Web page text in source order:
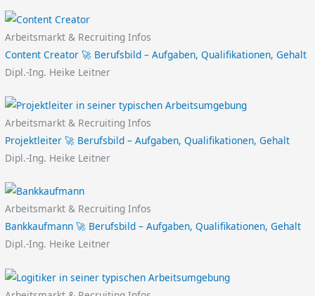
Arbeitsmarkt & Recruiting Infos
Content Creator 🚀 Berufsbild – Aufgaben, Qualifikationen, Gehalt
Dipl.-Ing. Heike Leitner
Arbeitsmarkt & Recruiting Infos
Projektleiter 🚀 Berufsbild – Aufgaben, Qualifikationen, Gehalt
Dipl.-Ing. Heike Leitner
Arbeitsmarkt & Recruiting Infos
Bankkaufmann 🚀 Berufsbild – Aufgaben, Qualifikationen, Gehalt
Dipl.-Ing. Heike Leitner